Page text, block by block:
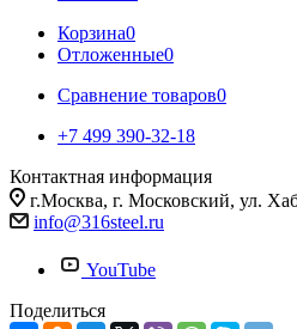
Корзина0
Отложенные0
Сравнение товаров0
+7 499 390-32-18
Контактная информация
г.Москва, г. Московский, ул.
info@316steel.ru
YouTube
Поделиться